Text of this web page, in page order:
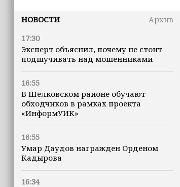
НОВОСТИ
Архив
17:30
Эксперт объяснил, почему не стоит
подшучивать над мошенниками
16:55
В Шелковском районе обучают
обходчиков в рамках проекта
«ИнформУИК»
16:55
Умар Даудов награжден Орденом
Кадырова
16:34